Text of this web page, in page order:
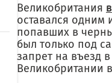
Великобритания
оставался одним
попавших в
был только под
запрет на въезд
Великобритании